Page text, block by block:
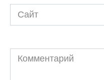
Сайт
Комментарий